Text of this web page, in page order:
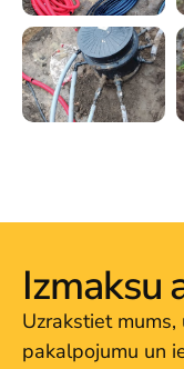
Izmaksu
Uzrakstiet
pakalpojumu un